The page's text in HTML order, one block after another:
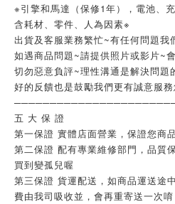
※引擎和馬達（保修1年），電池、
含耗材、零件、人為因素※
出貨及客服業務繁忙~有任何問題我
如遇商品問題~請提供照片或影片~
切勿惡意負評~理性溝通是解決問題
好的反饋也是鼓勵我們更有誠意服
五 大 保 證
第一保證 實體店面營業，保證您商
第二保證 配有專業維修部門，品質
買到變孤兒喔
第三保證 貨運配送，如商品運送途
費由我司吸收並，會再重寄送一次唷